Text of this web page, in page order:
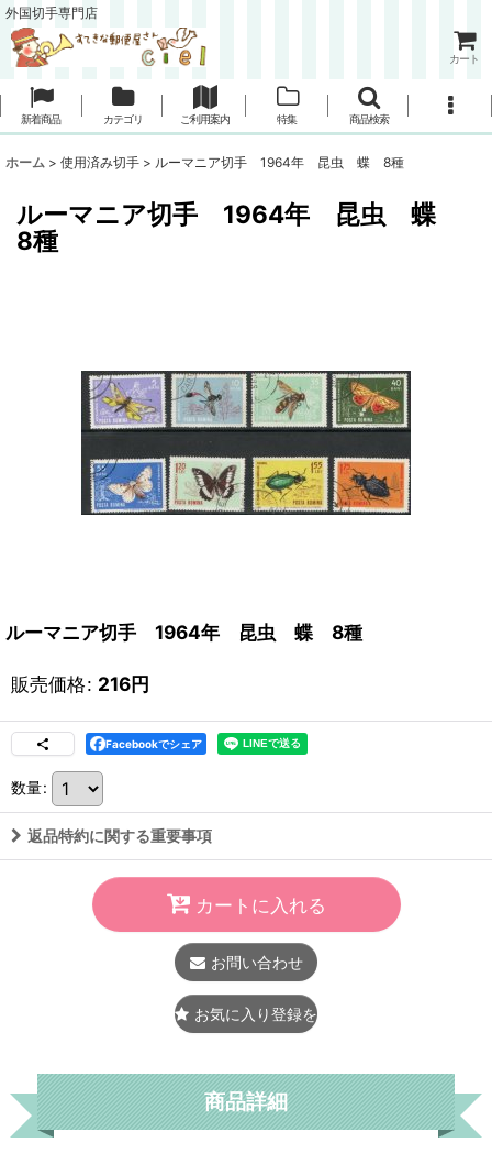
外国切手専門店
カート
新着商品 カテゴリ ご利用案内 特集 商品検索
ホーム > 使用済み切手 > ルーマニア切手 1964年 昆虫 蝶 8種
ルーマニア切手 1964年 昆虫 蝶
8種
ルーマニア切手 1964年 昆虫 蝶 8種
販売価格: 216円
Facebookでシェア
数量:
返品特約に関する重要事項
カートに入れる
お問い合わせ
お気に入り登録をする
商品詳細